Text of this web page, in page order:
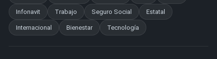
Infonavit Trabajo Seguro Social Estatal
Internacional Bienestar Tecnología